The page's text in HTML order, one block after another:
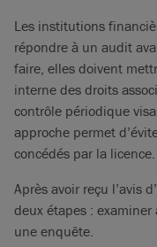
Les institutions
répondre à un audit
faire, elles doivent
interne des droits
contrôle périodique
approche permet
concédés par la licence.
Après avoir reçu l’avis
deux étapes :
une enquête.